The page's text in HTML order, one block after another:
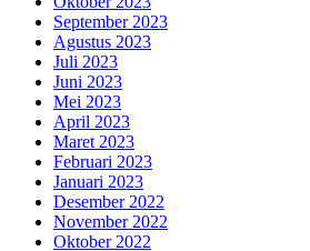
September 2023
Agustus 2023
Juli 2023
Juni 2023
Mei 2023
April 2023
Maret 2023
Februari 2023
Januari 2023
Desember 2022
November 2022
Oktober 2022